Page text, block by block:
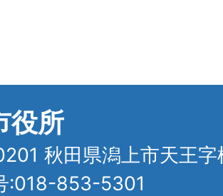
役所
秋田県潟上市天王
:018-853-5301